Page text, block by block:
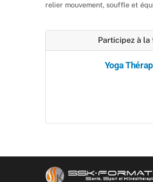
relier mouvement, souffle et
Participez à la
Yoga